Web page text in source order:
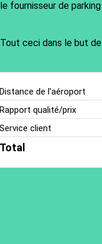
de parking
ceci dans le but
Distance de l'aéroport
Rapport qualité/prix
Service client
Total